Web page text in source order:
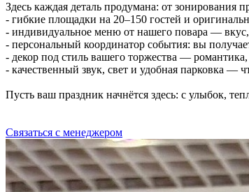
Здесь каждая деталь продумана: от зонирования
- гибкие площадки на 20–150 гостей и
- индивидуальное меню от нашего повара — вкус,
- персональный координатор события: вы
- декор под стиль вашего торжества —
- качественный звук, свет и удобная парковка —
Пусть ваш праздник начнётся здесь: с улыбок,
Связаться с менеджером